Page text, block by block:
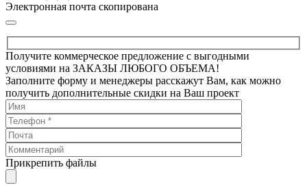
Электронная почта скопирована
Получите коммерческое предложение с выгодными
условиями на ЗАКАЗЫ ЛЮБОГО ОБЪЕМА!
Заполните форму и менеджеры расскажут Вам, как можно
получить дополнительные скидки на Ваш проект
Прикрепить файлы